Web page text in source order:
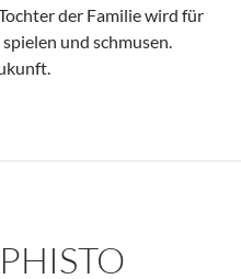
der Familie wird für
und schmusen.